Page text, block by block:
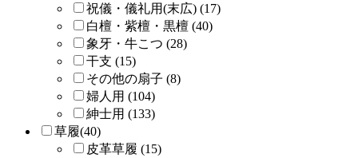
祝儀・儀礼用(末広) (17)
白檀・紫檀・黒檀 (40)
象牙・牛こつ (28)
干支 (15)
その他の扇子 (8)
婦人用 (104)
紳士用 (133)
草履(40)
皮革草履 (15)